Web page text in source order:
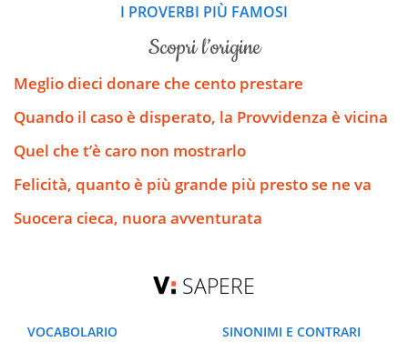
I PROVERBI PIÙ FAMOSI
scopri l’origine
Meglio dieci donare che cento prestare
Quando il caso è disperato, la Provvidenza è vicina
Quel che t’è caro non mostrarlo
Felicità, quanto è più grande più presto se ne va
Suocera cieca, nuora avventurata
SAPERE
VOCABOLARIO
SINONIMI E CONTRARI